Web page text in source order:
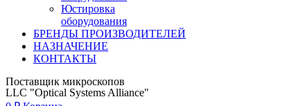
Юстировка
оборудования
БРЕНДЫ ПРОИЗВОДИТЕЛЕЙ
НАЗНАЧЕНИЕ
КОНТАКТЫ
Поставщик микроскопов
LLC "Optical Systems Alliance"